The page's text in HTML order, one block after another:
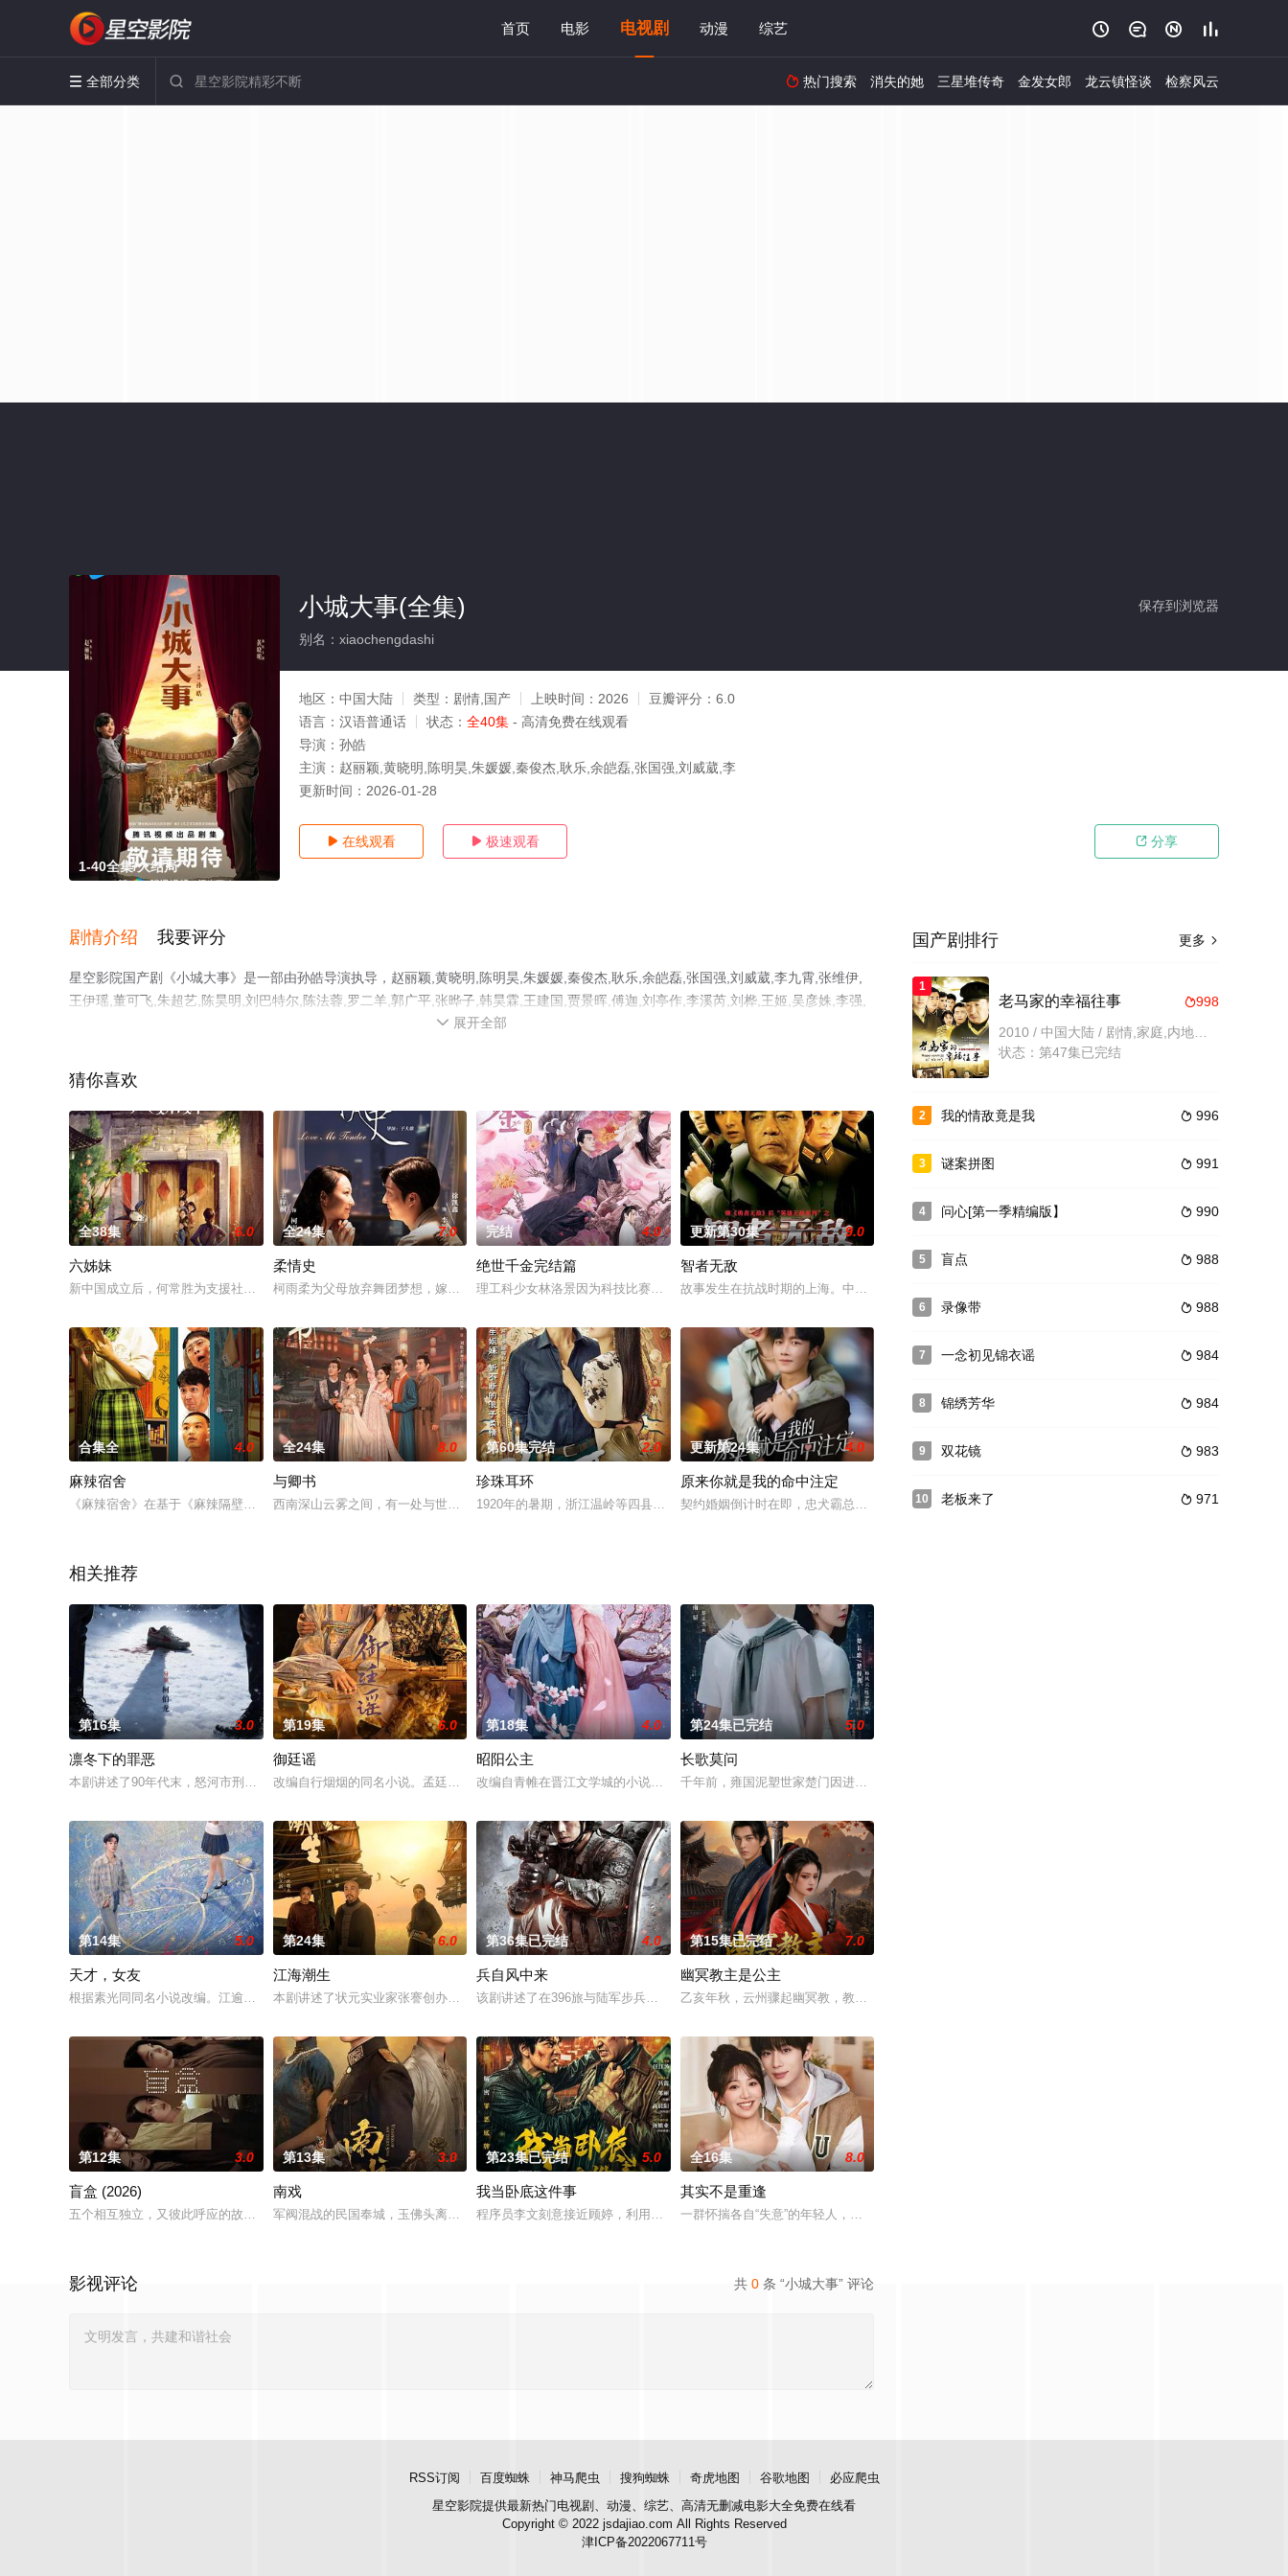
首页 电影 电视剧 动漫 综艺    
 全部分类   热门搜索 消失的她 三星堆传奇 金发女郎 龙云镇怪谈 检察风云
1-40全集/大结局
保存到浏览器
小城大事(全集)
别名：xiaochengdashi
地区： 中国大陆 类型： 剧情,国产 上映时间： 2026 豆瓣评分： 6.0
语言： 汉语普通话 状态： 全40集 - 高清免费在线观看
导演： 孙皓
主演： 赵丽颖,黄晓明,陈明昊,朱媛媛,秦俊杰,耿乐,余皑磊,张国强,刘威葳,李
更新时间： 2026-01-28
 在线观看  极速观看  分享
剧情介绍 我要评分
星空影院国产剧《小城大事》是一部由孙皓导演执导，赵丽颖,黄晓明,陈明昊,朱媛媛,秦俊杰,耿乐,余皑磊,张国强,刘威葳,李九霄,张维伊,
王伊瑶,董可飞,朱超艺,陈昊明,刘巴特尔,陈法蓉,罗二羊,郭广平,张晔子,韩昊霖,王建国,贾景晖,傅迦,刘亭作,李溪芮,刘桦,王姬,吴彦姝,李强,
夏力薪,房子斌,宋宁峰,李等演员精彩演绎的中国大陆电视剧，大结局剧情已揭晓（1-40全集），手机免费在线观看高清未删减完整版电视
 展开全部
猜你喜欢
全38集 6.0
六姊妹
新中国成立后，何常胜为支援社会主义建设，携家带口从扬州江都移居安徽淮南，在淮河边上扎下了根。在接下来的二十年中，何常胜连得六
全24集 7.0
柔情史
柯雨柔为父母放弃舞团梦想，嫁入徐家，却撞见丈夫徐子琛出轨，遂决定结束这场7年无爱的商业联姻。婆婆徐澜为夺柯家财产，找来李灏青
完结 4.0
绝世千金完结篇
理工科少女林洛景因为科技比赛，误入XR系统，穿越至游戏中的盛元王朝。想要回到现实世界，就必须找到真爱男主刷满其好感度方可离开
更新第30集 9.0
智者无敌
故事发生在抗战时期的上海。中共特工“杜鹃”中村功（陈宝国 饰）在好友掩护下，从“佐尔格”谍案中脱身，出
合集全 4.0
麻辣宿舍
《麻辣宿舍》在基于《麻辣隔壁》第1~4季 的基础上，将一如既往地把校园喜剧进行到底。本季主要讲述了他们步入大四的生活，即将面
全24集 8.0
与卿书
西南深山云雾之间，有一处与世隔绝、漫山桃花的村寨，当朝世子左经纶（王弘毅 饰）赴西南上任途中误入此处，因外族人身份招来杀身之
第60集完结 2.0
珍珠耳环
1920年的暑期，浙江温岭等四县洪潮泛滥。在那种灾情的乱世之中，有人要发灾难财，有人要活命。胭脂是一个善良的女锁匠，她为了活
更新第24集 4.0
原来你就是我的命中注定
契约婚姻倒计时在即，忠犬霸总聂凌峰为护白月光娇妻顾娅珊周全，易容化身为保镖，陪伴在娇妻周围，差点
相关推荐
第16集 3.0
凛冬下的罪恶
本剧讲述了90年代末，怒河市刑侦支队在无普及监控、无DNA鉴定技术的支持下，通过摸排、勘查等传统刑侦手段，接连破获数起重案要
第19集 6.0
御廷谣
改编自行烟烟的同名小说。孟廷辉，大平王朝有史以来个以女子进士科三元及第入翰林院的奇女子。十年前的她被他从死人堆里救出来，蓬头
第18集 4.0
昭阳公主
改编自青帷在晋江文学城的小说《平阳公主》。
第24集已完结 5.0
长歌莫问
千年前，雍国泥塑世家楚门因进贡的“十二生肖”离奇流血炸裂，惨遭满门流放，楚父以死鸣冤。楚家大小姐楚
第14集 5.0
天才，女友
根据素光同同名小说改编。江逾白长大以后，林知夏忽然对他说：“江逾白，我喜欢你，哲学和生物学意义上的喜欢。”那个夜晚，他脸颊微
第24集 6.0
江海潮生
本剧讲述了状元实业家张謇创办大生企业，实业报国的故事。甲午战争后，国家蒙羞，张謇虽高中状元，却渴望寻求强国之路。他毅然弃政从
第36集已完结 4.0
兵自风中来
该剧讲述了在396旅与陆军步兵学院联合举办的小型军事演习中，郭子剑因不满演习流于形式，假传指令要求真打实抗，虽引发哗然，却获
第15集已完结 7.0
幽冥教主是公主
乙亥年秋，云州骤起幽冥教，教主独孤晴专杀薄情负心德行有亏之辈。太子夏无双和好兄弟张小峰奉皇命携天
第12集 3.0
盲盒 (2026)
五个相互独立，又彼此呼应的故事——用一场精心策划的“夏令营”完成复仇的受害者；临终前与遗憾和解的“无用之人”；共享同一具躯体
第13集 3.0
南戏
军阀混战的民国奉城，玉佛头离奇失窃，戏班主横尸戏台，将冷血少帅许又安与昆曲名伶荣筱楠推向不死不休的对立绝境。而他们不知，对方
第23集已完结 5.0
我当卧底这件事
程序员李文刻意接近顾婷，利用顾炎女儿奴的属性，请求老炮儿顾炎带自己用程序员身份卧底电诈集团以求查出未婚妻离奇死亡的真相。两人
全16集 8.0
其实不是重逢
一群怀揣各自“失意”的年轻人，在沿海小城南安相遇相知，他们决心各展所长创办旅行社。他们以当地的特色
共 0 条 “小城大事” 评论
影视评论
更多 
国产剧排行
1
998
老马家的幸福往事
状态：第47集已完结
2  996
我的情敌竟是我
3  991
谜案拼图
4  990
问心[第一季精编版】
5  988
盲点
6  988
录像带
7  984
一念初见锦衣谣
8  984
锦绣芳华
9  983
双花镜
10  971
老板来了
RSS订阅 百度蜘蛛 神马爬虫 搜狗蜘蛛 奇虎地图 谷歌地图
必应爬虫
星空影院提供最新热门电视剧、动漫、综艺、高清无删减电影大全免费在线看
Copyright © 2022 jsdajiao.com All Rights Reserved
津ICP备2022067711号